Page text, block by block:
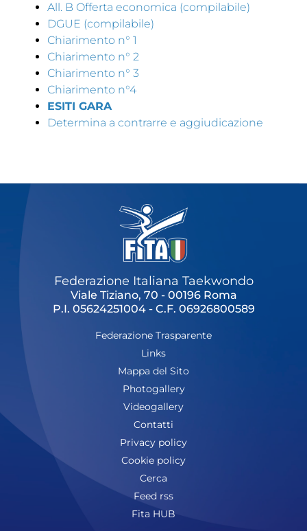
Amministrazione
Salute
Rivista Olympic Dream
Links
Videogallery
Cookie policy
Cerca
Dove siamo
Federazione Trasparente
All. B Offerta economica (compilabile)
DGUE (compilabile)
Chiarimento n° 1
Chiarimento n° 2
Chiarimento n° 3
Chiarimento n°4
ESITI GARA
Determina a contrarre e aggiudicazione
Federazione Italiana Taekwondo
Viale Tiziano, 70 - 00196 Roma
P.I. 05624251004 - C.F. 06926800589
Federazione Trasparente
Links
Mappa del Sito
Photogallery
Videogallery
Contatti
Privacy policy
Cookie policy
Cerca
Feed rss
Fita HUB